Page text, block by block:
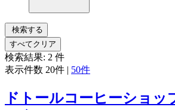
検索する
すべてクリア
検索結果: 2 件
表示件数 20件 | 50件
ドトールコーヒーショッ